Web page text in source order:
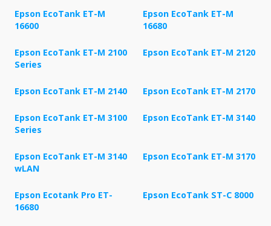
Epson EcoTank ET-M
16600
Epson EcoTank ET-M
16680
Epson EcoTank ET-M 2100
Series
Epson EcoTank ET-M 2120
Epson EcoTank ET-M 2140 Epson EcoTank ET-M 2170
Epson EcoTank ET-M 3100
Series
Epson EcoTank ET-M 3140
Epson EcoTank ET-M 3140
wLAN
Epson EcoTank ET-M 3170
Epson Ecotank Pro ET-
16680
Epson EcoTank ST-C 8000